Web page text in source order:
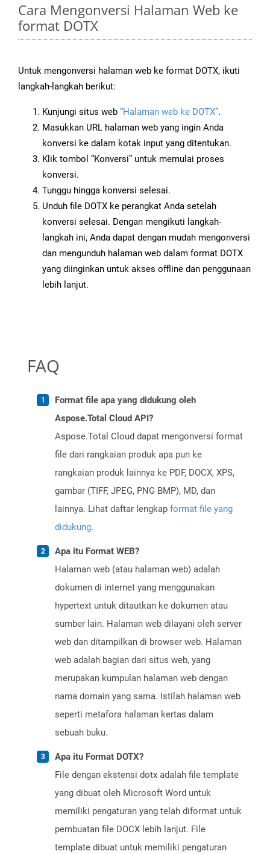
Cara Mengonversi Halaman Web ke
format DOTX
Untuk mengonversi halaman web ke format DOTX, ikuti
langkah-langkah berikut:
Kunjungi situs web “Halaman web ke DOTX”.
Masukkan URL halaman web yang ingin Anda
konversi ke dalam kotak input yang ditentukan.
Klik tombol “Konversi” untuk memulai proses
konversi.
Tunggu hingga konversi selesai.
Unduh file DOTX ke perangkat Anda setelah
konversi selesai. Dengan mengikuti langkah-
langkah ini, Anda dapat dengan mudah mengonversi
dan mengunduh halaman web dalam format DOTX
yang diinginkan untuk akses offline dan penggunaan
lebih lanjut.
FAQ
Format file apa yang didukung oleh
Aspose.Total Cloud API?
Aspose.Total Cloud dapat mengonversi format
file dari rangkaian produk apa pun ke
rangkaian produk lainnya ke PDF, DOCX, XPS,
gambar (TIFF, JPEG, PNG BMP), MD, dan
lainnya. Lihat daftar lengkap format file yang
didukung.
Apa itu Format WEB?
Halaman web (atau halaman web) adalah
dokumen di internet yang menggunakan
hypertext untuk ditautkan ke dokumen atau
sumber lain. Halaman web dilayani oleh server
web dan ditampilkan di browser web. Halaman
web adalah bagian dari situs web, yang
merupakan kumpulan halaman web dengan
nama domain yang sama. Istilah halaman web
seperti metafora halaman kertas dalam
sebuah buku.
Apa itu Format DOTX?
File dengan ekstensi dotx adalah file template
yang dibuat oleh Microsoft Word untuk
memiliki pengaturan yang telah diformat untuk
pembuatan file DOCX lebih lanjut. File
template dibuat untuk memiliki pengaturan